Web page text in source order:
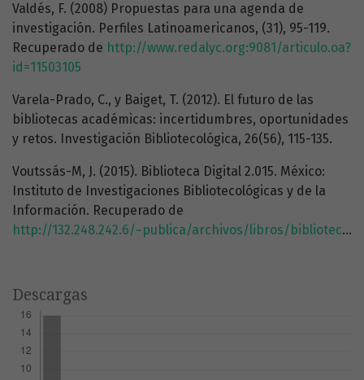
Valdés, F. (2008) Propuestas para una agenda de
investigación. Perfiles Latinoamericanos, (31), 95-119.
Recuperado de http://www.redalyc.org:9081/articulo.oa?
id=11503105
Varela-Prado, C., y Baiget, T. (2012). El futuro de las
bibliotecas académicas: incertidumbres, oportunidades
y retos. Investigación Bibliotecológica, 26(56), 115-135.
Voutssás-M, J. (2015). Biblioteca Digital 2.015. México:
Instituto de Investigaciones Bibliotecológicas y de la
Información. Recuperado de
http://132.248.242.6/~publica/archivos/libros/biblioteca_digital_2015.pdf
Descargas